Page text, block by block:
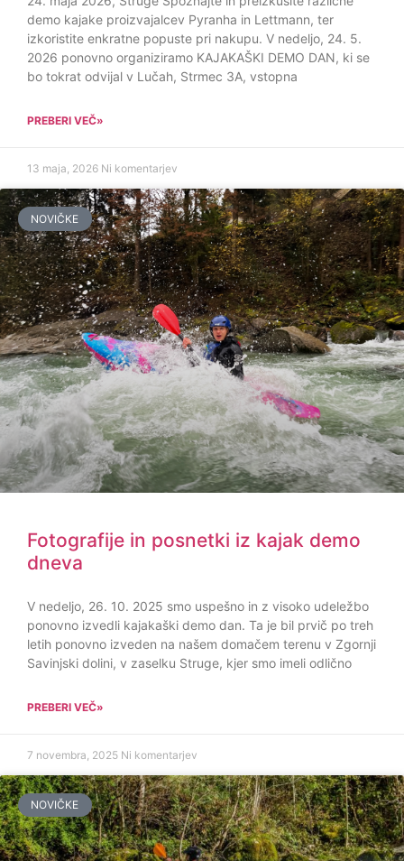
demo kajake proizvajalcev Pyranha in Lettmann, ter
izkoristite enkratne popuste pri nakupu. V nedeljo, 24. 5.
2026 ponovno organiziramo KAJAKAŠKI DEMO DAN, ki se
bo tokrat odvijal v Lučah, Strmec 3A, vstopna
PREBERI VEČ»
13 maja, 2026 Ni komentarjev
NOVIČKE
Fotografije in posnetki iz kajak demo
dneva
V nedeljo, 26. 10. 2025 smo uspešno in z visoko udeležbo
ponovno izvedli kajakaški demo dan. Ta je bil prvič po treh
letih ponovno izveden na našem domačem terenu v Zgornji
Savinjski dolini, v zaselku Struge, kjer smo imeli odlično
PREBERI VEČ»
7 novembra, 2025 Ni komentarjev
NOVIČKE